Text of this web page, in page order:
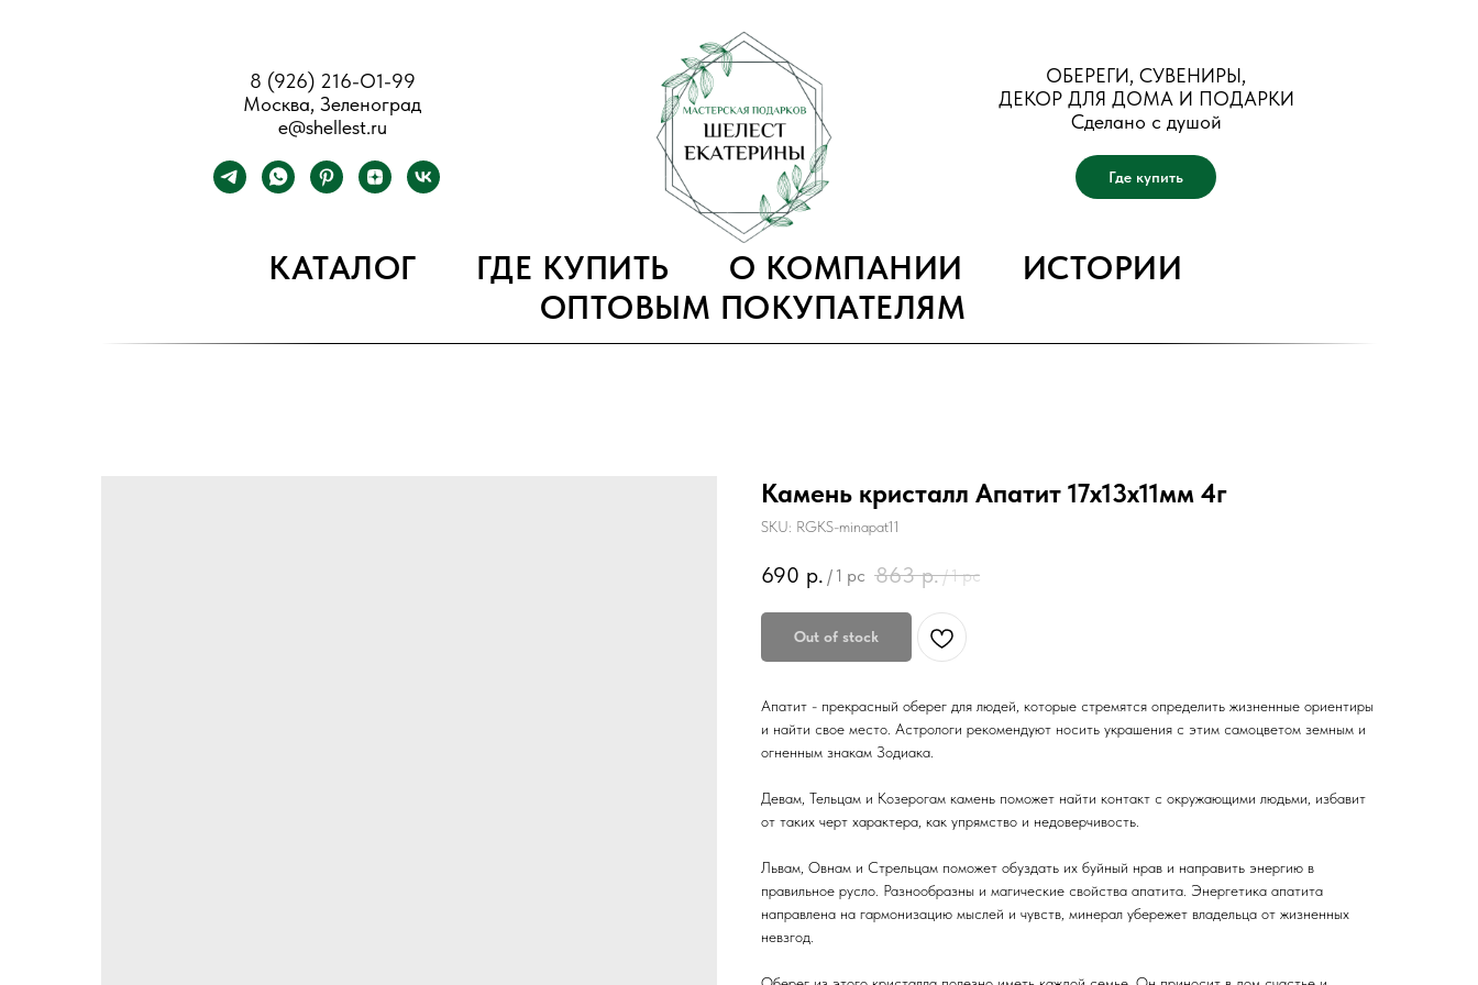
8 (926) 216-О1-99
Москва, Зеленоград
e@shellest.ru
ОБЕРЕГИ, СУВЕНИРЫ,
ДЕКОР ДЛЯ ДОМА И ПОДАРКИ
Сделано с душой
Где купить
КАТАЛОГ ГДЕ КУПИТЬ О КОМПАНИИ
ИСТОРИИ
ОПТОВЫМ ПОКУПАТЕЛЯМ
Камень кристалл Апатит 17х13х11мм 4г
SKU: RGKS-minapat11
690 р. / 1 pc 863 р./1 pc
Out of stock
Апатит - прекрасный оберег для людей, которые стремятся определить жизненные ориентиры
и найти свое место. Астрологи рекомендуют носить украшения с этим самоцветом земным и
огненным знакам Зодиака.
Девам, Тельцам и Козерогам камень поможет найти контакт с окружающими людьми, избавит
от таких черт характера, как упрямство и недоверчивость.
Львам, Овнам и Стрельцам поможет обуздать их буйный нрав и направить энергию в
правильное русло. Разнообразны и магические свойства апатита. Энергетика апатита
направлена на гармонизацию мыслей и чувств, минерал убережет владельца от жизненных
невзгод.